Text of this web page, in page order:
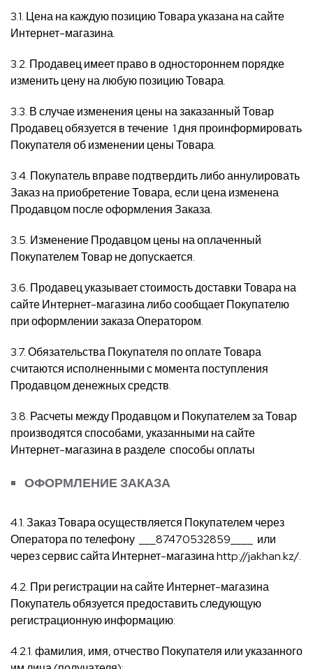
3.1. Цена на каждую позицию Товара указана на сайте
Интернет-магазина.
3.2. Продавец имеет право в одностороннем порядке
изменить цену на любую позицию Товара.
3.3. В случае изменения цены на заказанный Товар
Продавец обязуется в течение 1 дня проинформировать
Покупателя об изменении цены Товара.
3.4. Покупатель вправе подтвердить либо аннулировать
Заказ на приобретение Товара, если цена изменена
Продавцом после оформления Заказа.
3.5. Изменение Продавцом цены на оплаченный
Покупателем Товар не допускается.
3.6. Продавец указывает стоимость доставки Товара на
сайте Интернет-магазина либо сообщает Покупателю
при оформлении заказа Оператором.
3.7. Обязательства Покупателя по оплате Товара
считаются исполненными с момента поступления
Продавцом денежных средств.
3.8. Расчеты между Продавцом и Покупателем за Товар
производятся способами, указанными на сайте
Интернет-магазина в разделе способы оплаты
ОФОРМЛЕНИЕ ЗАКАЗА
4.1. Заказ Товара осуществляется Покупателем через
Оператора по телефону ___87470532859____ или
через сервис сайта Интернет-магазинаhttp://jakhan.kz/.
4.2. При регистрации на сайте Интернет-магазина
Покупатель обязуется предоставить следующую
регистрационную информацию:
4.2.1. фамилия, имя, отчество Покупателя или указанного